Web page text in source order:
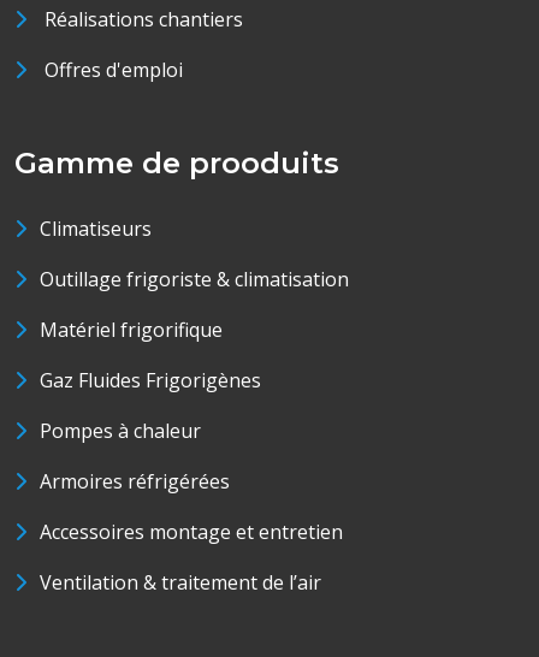
Réalisations chantiers
Offres d'emploi
Gamme de prooduits
Climatiseurs
Outillage frigoriste & climatisation
Matériel frigorifique
Gaz Fluides Frigorigènes
Pompes à chaleur
Armoires réfrigérées
Accessoires montage et entretien
Ventilation & traitement de l’air